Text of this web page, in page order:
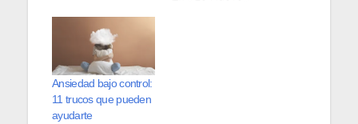
Ansiedad bajo control:
11 trucos que pueden
ayudarte